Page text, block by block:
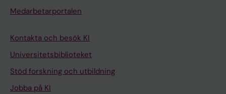
Medarbetarportalen
Kontakta och besök KI
Universitetsbiblioteket
Stöd forskning och utbildning
Jobba på KI